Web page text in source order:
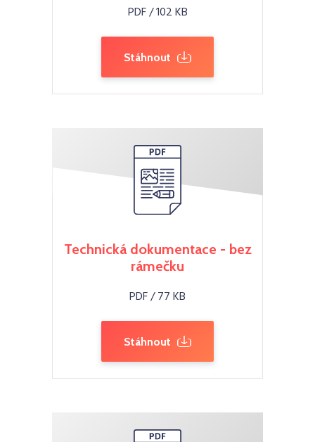
PDF / 102 KB
Stáhnout
Technická dokumentace - bez
rámečku
PDF / 77 KB
Stáhnout